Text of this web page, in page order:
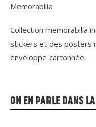
Memorabilia
Collection memorabilia
stickers et des posters
enveloppe cartonnée.
ON EN PARLE DANS